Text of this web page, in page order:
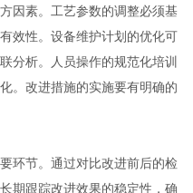
素。工艺参数的调整必须基
效性。设备维护计划的优化可
分析。人员操作的规范化培训
。改进措施的实施要有明确的
节。通过对比改进前后的检
期跟踪改进效果的稳定性，确